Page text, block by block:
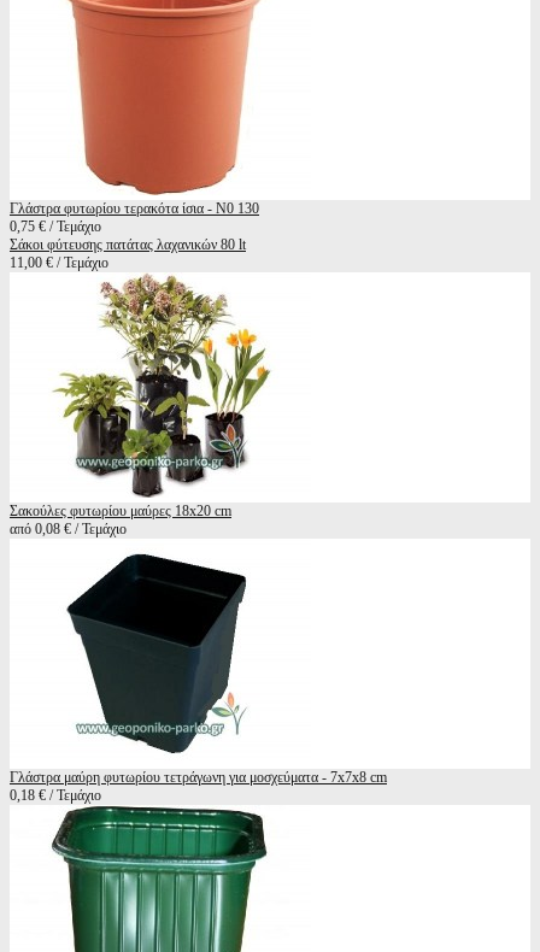
Γλάστρα φυτωρίου τερακότα ίσια - Ν0 130
0,75 € / Τεμάχιο
Σάκοι φύτευσης πατάτας λαχανικών 80 lt
11,00 € / Τεμάχιο
Σακούλες φυτωρίου μαύρες 18x20 cm
από 0,08 € / Τεμάχιο
Γλάστρα μαύρη φυτωρίου τετράγωνη για μοσχεύματα - 7x7x8 cm
0,18 € / Τεμάχιο